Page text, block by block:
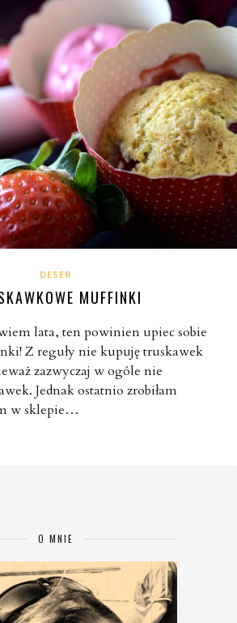
DESER
MUFFINKI
lata, ten powinien upiec sobie
Z reguły nie kupuję truskawek
zazwyczaj w ogóle nie
Jednak ostatnio zrobiłam
w sklepie…
O MNIE